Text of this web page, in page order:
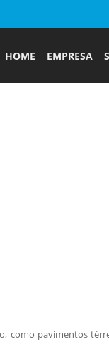
HOME EMPRESA
como pavimentos